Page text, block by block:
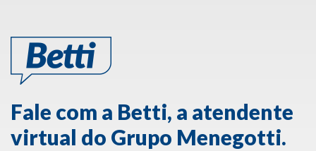
Fale com a Betti, a atendente
virtual do Grupo Menegotti.